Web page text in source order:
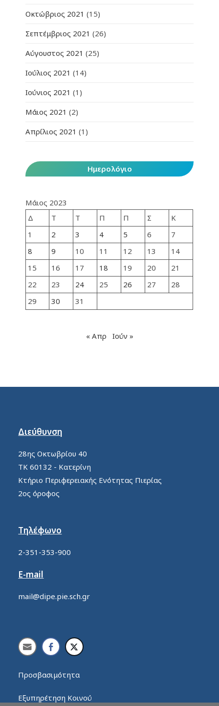
Οκτώβριος 2021 (15)
Σεπτέμβριος 2021 (26)
Αύγουστος 2021 (25)
Ιούλιος 2021 (14)
Ιούνιος 2021 (1)
Μάιος 2021 (2)
Απρίλιος 2021 (1)
Ημερολόγιο
Μάιος 2023
Δ
Τ Τ Π Π Σ
Κ
1
2 3 4 5 6
7
8
9 10 11 12 13
14
15
16 17 18 19 20
21
22
23 24 25 26 27
28
29
30 31
« Απρ Ιούν »
Διεύθυνση
28ης Οκτωβρίου 40
ΤΚ 60132 - Κατερίνη
Κτήριο Περιφερειακής Ενότητας Πιερίας
2ος όροφος
Τηλέφωνο
2-351-353-900
E-mail
mail@dipe.pie.sch.gr
Προσβασιμότητα
Εξυπηρέτηση Κοινού